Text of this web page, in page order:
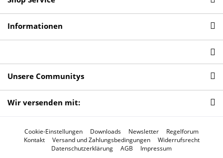
Informationen
Unsere Communitys
Wir versenden mit:
Cookie-Einstellungen Downloads Newsletter
Regelforum
Kontakt
Versand und Zahlungsbedingungen
Widerrufsrecht
Datenschutzerklärung
AGB Impressum